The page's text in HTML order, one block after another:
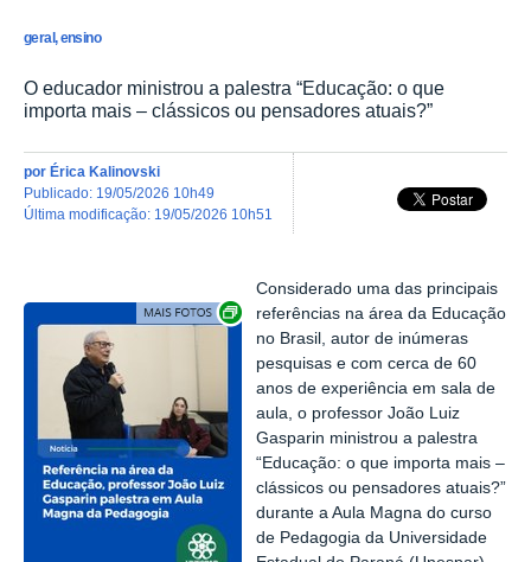
geral, ensino
O educador ministrou a palestra “Educação: o que
importa mais – clássicos ou pensadores atuais?”
por Érica Kalinovski
publicado: 19/05/2026 10h49
última modificação: 19/05/2026 10h51
Exibir carrossel de imagens
Considerado uma das principais
referências na área da Educação
no Brasil, autor de inúmeras
pesquisas e com cerca de 60
anos de experiência em sala de
aula, o professor João Luiz
Gasparin ministrou a palestra
“Educação: o que importa mais –
clássicos ou pensadores atuais?”
durante a Aula Magna do curso
de Pedagogia da Universidade